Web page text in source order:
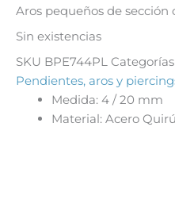
Aros pequeños de sección
Sin existencias
SKU BPE744PL Categorías
Pendientes, aros y
Medida: 4 / 20 mm
Material: Acero